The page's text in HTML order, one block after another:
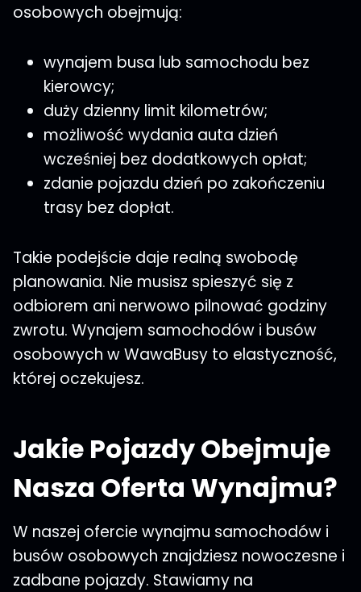
osobowych obejmują:
wynajem busa lub samochodu bez
kierowcy;
duży dzienny limit kilometrów;
możliwość wydania auta dzień
wcześniej bez dodatkowych opłat;
zdanie pojazdu dzień po zakończeniu
trasy bez dopłat.
Takie podejście daje realną swobodę
planowania. Nie musisz spieszyć się z
odbiorem ani nerwowo pilnować godziny
zwrotu. Wynajem samochodów i busów
osobowych w WawaBusy to elastyczność,
której oczekujesz.
Jakie Pojazdy Obejmuje
Nasza Oferta Wynajmu?
W naszej ofercie wynajmu samochodów i
busów osobowych znajdziesz nowoczesne i
zadbane pojazdy. Stawiamy na